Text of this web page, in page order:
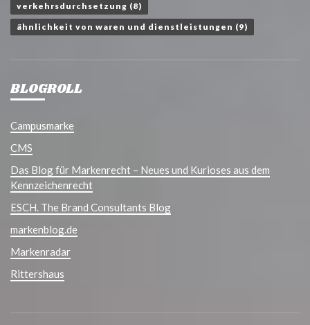
verkehrsdurchsetzung (8)
ähnlichkeit von waren und dienstleistungen (9)
BLOGROLL
Campusmarke
CMS
Das Blog für Markenrecht – Neues und Kurioses aus dem
Kennzeichenrecht
ESCH. The Brand Consultants Blog
markenblog.de
Markenradar
Rittershaus